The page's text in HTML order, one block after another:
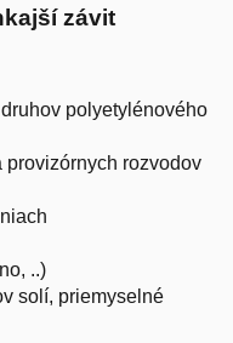
závit
polyetylénového
rozvodov
..)
solí, priemyselné